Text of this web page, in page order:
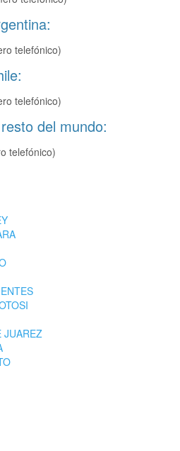
telefónico)
telefónico)
del mundo:
telefónico)
JUAREZ